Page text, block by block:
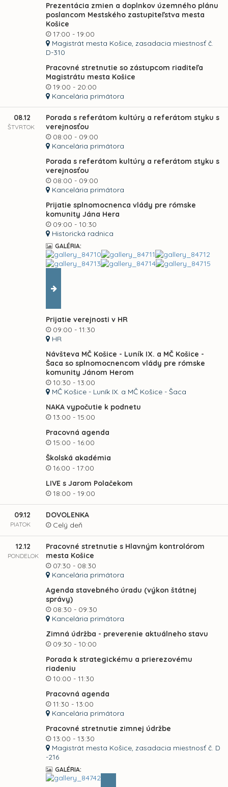
Prezentácia zmien a doplnkov územného plánu
poslancom Mestského zastupiteľstva mesta
Košice
17:00 - 19:00
Magistrát mesta Košice, zasadacia miestnosť č.
D-310
Pracovné stretnutie so zástupcom riaditeľa
Magistrátu mesta Košice
19:00 - 20:00
Kancelária primátora
08.12
ŠTVRTOK
Porada s referátom kultúry a referátom styku s
verejnosťou
08:00 - 09:00
Kancelária primátora
Porada s referátom kultúry a referátom styku s
verejnosťou
08:00 - 09:00
Kancelária primátora
Prijatie splnomocnenca vlády pre rómske
komunity Jána Hera
09:00 - 10:30
Historická radnica
GALÉRIA:
Prijatie verejnosti v HR
09:00 - 11:30
HR
Návšteva MČ Košice - Luník IX. a MČ Košice -
Šaca so splnomocnencom vlády pre rómske
komunity Jánom Herom
10:30 - 13:00
MČ Košice - Luník IX. a MČ Košice - Šaca
NAKA vypočutie k podnetu
13:00 - 15:00
Pracovná agenda
15:00 - 16:00
Školská akadémia
16:00 - 17:00
LIVE s Jarom Polačekom
18:00 - 19:00
09.12
PIATOK
DOVOLENKA
Celý deň
12.12
PONDELOK
Pracovné stretnutie s Hlavným kontrolórom
mesta Košice
07:30 - 08:30
Kancelária primátora
Agenda stavebného úradu (výkon štátnej
správy)
08:30 - 09:30
Kancelária primátora
Zimná údržba - preverenie aktuálneho stavu
09:30 - 10:00
Porada k strategickému a prierezovému
riadeniu
10:00 - 11:30
Pracovná agenda
11:30 - 13:00
Kancelária primátora
Pracovné stretnutie zimnej údržbe
13:00 - 13:30
Magistrát mesta Košice, zasadacia miestnosť č. D
-216
GALÉRIA: